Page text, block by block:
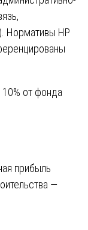
Нормативы НР
от фонда
прибыль
—